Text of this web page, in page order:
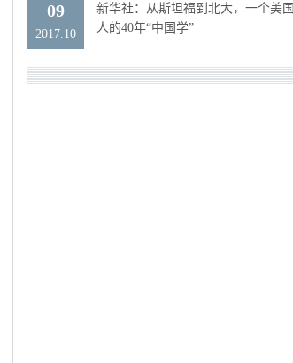
09
2017.10
新华社：从斯坦福到北大，一个美国
人的40年“中国学”